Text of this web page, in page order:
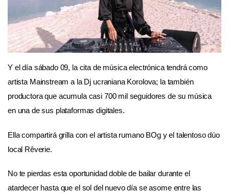
Y el día sábado 09, la cita de música electrónica tendrá como
artista Mainstream a la Dj ucraniana Korolova; la también
productora que acumula casi 700 mil seguidores de su música
en una de sus plataformas digitales.
Ella compartirá grilla con el artista rumano BOg y el talentoso dúo
local Rêverie.
No te pierdas esta oportunidad doble de bailar durante el
atardecer hasta que el sol del nuevo día se asome entre las